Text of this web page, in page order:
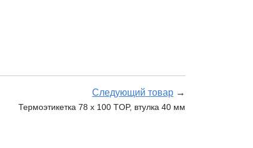
Следующий товар →
Термоэтикетка 78 х 100 TOP, втулка 40 мм